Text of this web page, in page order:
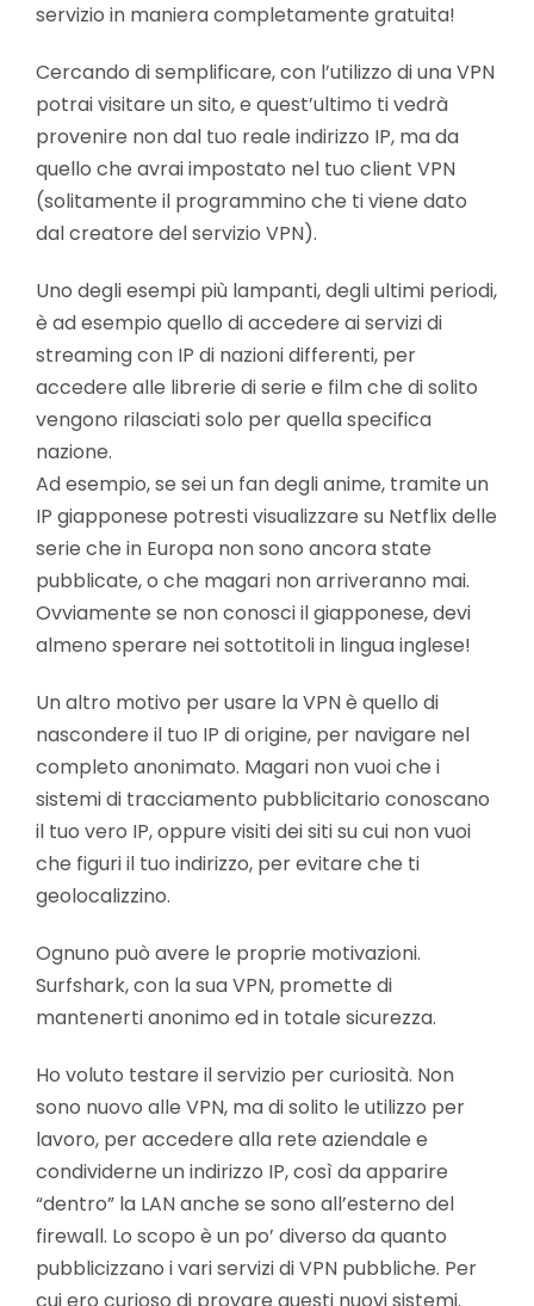
servizio in maniera completamente gratuita!
Cercando di semplificare, con l’utilizzo di una VPN
potrai visitare un sito, e quest’ultimo ti vedrà
provenire non dal tuo reale indirizzo IP, ma da
quello che avrai impostato nel tuo client VPN
(solitamente il programmino che ti viene dato
dal creatore del servizio VPN).
Uno degli esempi più lampanti, degli ultimi periodi,
è ad esempio quello di accedere ai servizi di
streaming con IP di nazioni differenti, per
accedere alle librerie di serie e film che di solito
vengono rilasciati solo per quella specifica
nazione.
Ad esempio, se sei un fan degli anime, tramite un
IP giapponese potresti visualizzare su Netflix delle
serie che in Europa non sono ancora state
pubblicate, o che magari non arriveranno mai.
Ovviamente se non conosci il giapponese, devi
almeno sperare nei sottotitoli in lingua inglese!
Un altro motivo per usare la VPN è quello di
nascondere il tuo IP di origine, per navigare nel
completo anonimato. Magari non vuoi che i
sistemi di tracciamento pubblicitario conoscano
il tuo vero IP, oppure visiti dei siti su cui non vuoi
che figuri il tuo indirizzo, per evitare che ti
geolocalizzino.
Ognuno può avere le proprie motivazioni.
Surfshark, con la sua VPN, promette di
mantenerti anonimo ed in totale sicurezza.
Ho voluto testare il servizio per curiosità. Non
sono nuovo alle VPN, ma di solito le utilizzo per
lavoro, per accedere alla rete aziendale e
condividerne un indirizzo IP, così da apparire
“dentro” la LAN anche se sono all’esterno del
firewall. Lo scopo è un po’ diverso da quanto
pubblicizzano i vari servizi di VPN pubbliche. Per